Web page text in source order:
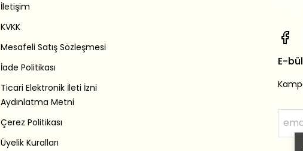
İletişim
KVKK
Mesafeli Satış Sözleşmesi
İade Politikası
Ticari Elektronik İleti İzni
Aydınlatma Metni
Çerez Politikası
Üyelik Kuralları
E-